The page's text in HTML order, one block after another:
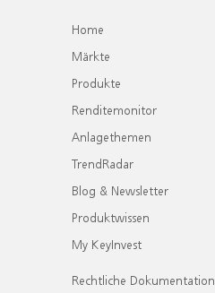
Home
Märkte
Produkte
Renditemonitor
Anlagethemen
TrendRadar
Blog & Newsletter
Produktwissen
My KeyInvest
Rechtliche Dokumentation